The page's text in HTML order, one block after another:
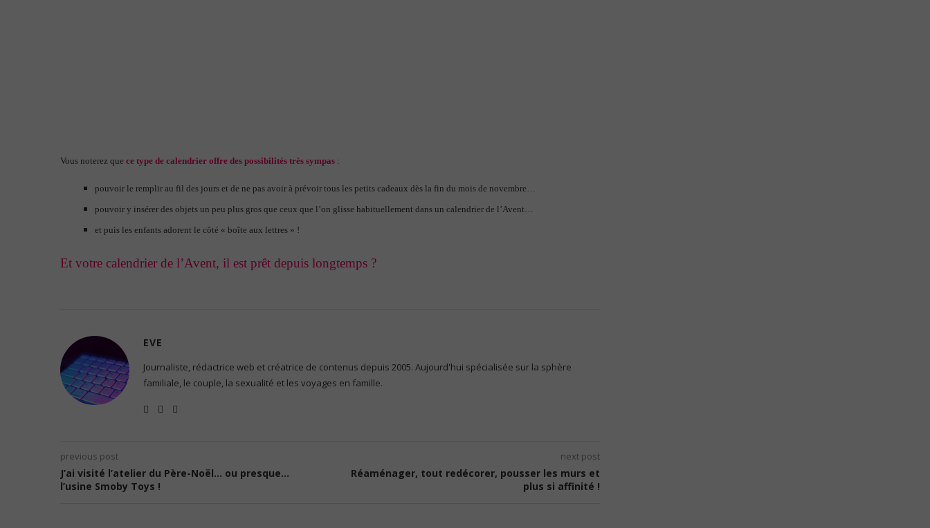
Vous noterez que ce type de calendrier offre des possibilités très sympas :
pouvoir le remplir au fil des jours et de ne pas avoir à prévoir tous les petits cadeaux dès la fin du mois de novembre…
pouvoir y insérer des objets un peu plus gros que ceux que l’on glisse habituellement dans un calendrier de l’Avent…
et puis les enfants adorent le côté « boîte aux lettres » !
Et votre calendrier de l’Avent, il est prêt depuis longtemps ?
EVE
Journaliste, rédactrice web et créatrice de contenus depuis 2005. Aujourd'hui spécialisée sur la sphère
familiale, le couple, la sexualité et les voyages en famille.
previous post
J’ai visité l’atelier du Père-Noël… ou presque…
l’usine Smoby Toys !
next post
Réaménager, tout redécorer, pousser les murs et
plus si affinité !